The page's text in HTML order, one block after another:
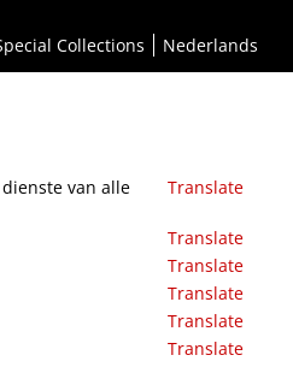
Collections Nederlands
van alle
Translate
Translate
Translate
Translate
Translate
Translate